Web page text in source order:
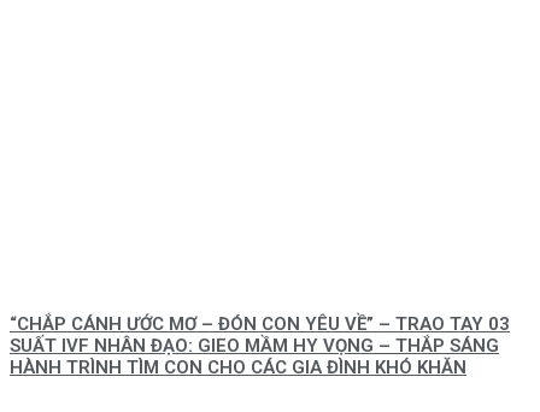
“CHẮP CÁNH ƯỚC MƠ – ĐÓN CON YÊU VỀ” – TRAO TAY 03
SUẤT IVF NHÂN ĐẠO: GIEO MẦM HY VỌNG – THẮP SÁNG
HÀNH TRÌNH TÌM CON CHO CÁC GIA ĐÌNH KHÓ KHĂN